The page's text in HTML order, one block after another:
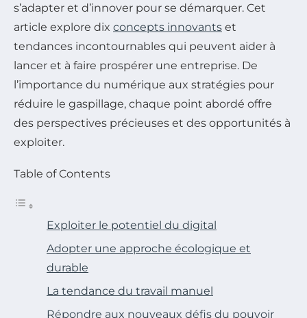
s’adapter et d’innover pour se démarquer. Cet
article explore dix concepts innovants et
tendances incontournables qui peuvent aider à
lancer et à faire prospérer une entreprise. De
l’importance du numérique aux stratégies pour
réduire le gaspillage, chaque point abordé offre
des perspectives précieuses et des opportunités à
exploiter.
Table of Contents
Exploiter le potentiel du digital
Adopter une approche écologique et
durable
La tendance du travail manuel
Répondre aux nouveaux défis du pouvoir